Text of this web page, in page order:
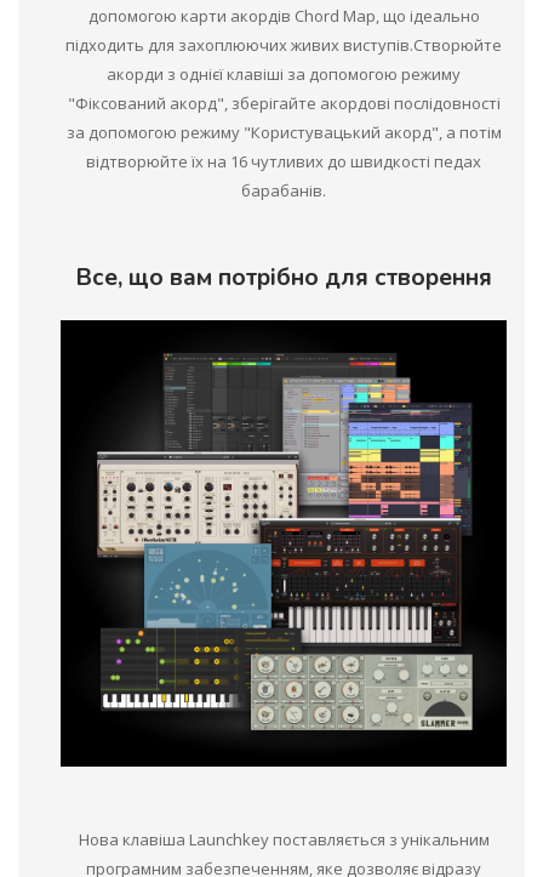
допомогою карти акордів Chord Map, що ідеально
підходить для захоплюючих живих виступів.Створюйте
акорди з однієї клавіші за допомогою режиму
"Фіксований акорд", зберігайте акордові послідовності
за допомогою режиму "Користувацький акорд", а потім
відтворюйте їх на 16 чутливих до швидкості педах
барабанів.
Все, що вам потрібно для створення
Нова клавіша Launchkey поставляється з унікальним
програмним забезпеченням, яке дозволяє відразу